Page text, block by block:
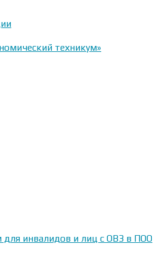
техникум»
для инвалидов и лиц с ОВЗ в ПОО